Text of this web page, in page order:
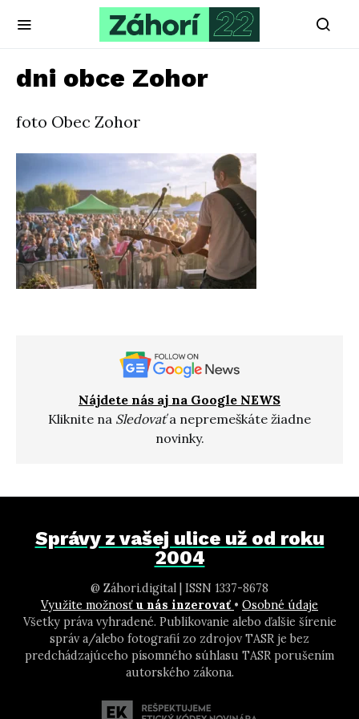
dni obce Zohor
foto Obec Zohor
Nájdete nás aj na Google NEWS
Kliknite na Sledovaťa nepremeškáte žiadne
novinky.
Správy z vašej ulice už od roku
2004
@ Záhori.digital | ISSN 1337-8678
Využite možnosť u nás inzerovať • Osobné údaje
Všetky práva vyhradené. Publikovanie alebo ďalšie šírenie
správ a/alebo fotografií zo zdrojov TASR je bez
predchádzajúceho písomného súhlasu TASR porušením
autorského zákona.